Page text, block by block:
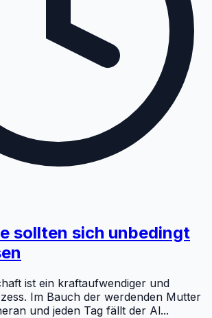
sollten sich unbedingt
ist ein kraftaufwendiger und
Im Bauch der werdenden Mutter
und jeden Tag fällt der Al...